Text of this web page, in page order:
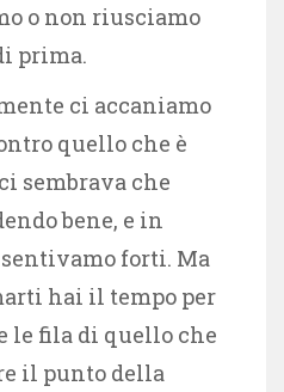
o non riusciamo
prima.
ci accaniamo
quello che è
sembrava che
bene, e in
forti. Ma
hai il tempo per
le fila di quello che
il punto della